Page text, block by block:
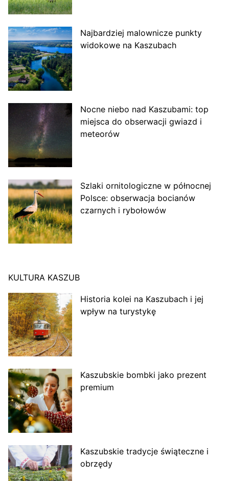
Najbardziej malownicze punkty
widokowe na Kaszubach
Nocne niebo nad Kaszubami: top
miejsca do obserwacji gwiazd i
meteorów
Szlaki ornitologiczne w północnej
Polsce: obserwacja bocianów
czarnych i rybołowów
KULTURA KASZUB
Historia kolei na Kaszubach i jej
wpływ na turystykę
Kaszubskie bombki jako prezent
premium
Kaszubskie tradycje świąteczne i
obrzędy